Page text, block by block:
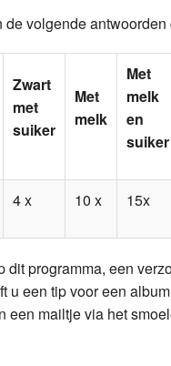
de volgende antwoorden
Zwart
met
suiker
Met
melk
Met
melk
en
suiker
4 x 10 x 15x
dit programma, een
u een tip voor een
een mailtje via het